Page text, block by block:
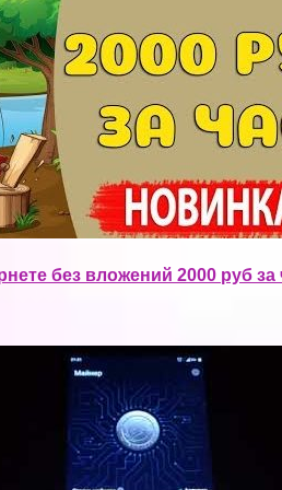
без вложений 2000 руб за